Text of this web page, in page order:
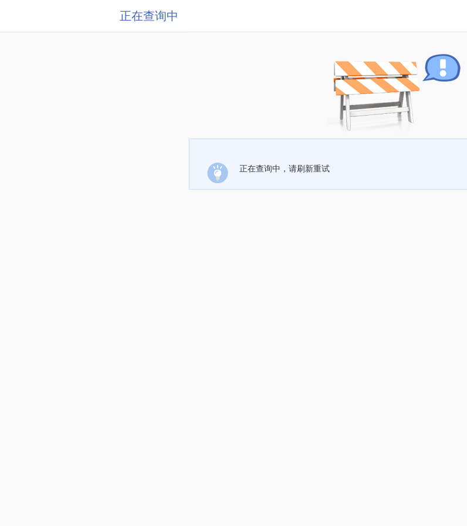
正在查询中
正在查询中，请刷新重试